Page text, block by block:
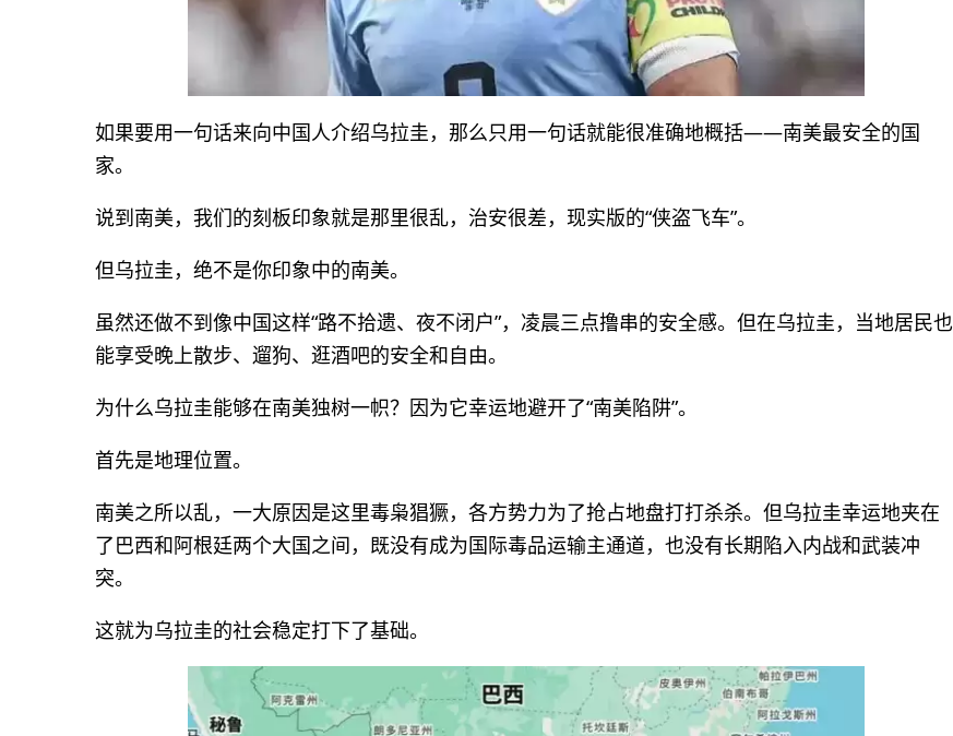
如果要用一句话来向中国人介绍乌拉圭，那么只用一句话就能很准确地概括——南美最安全的国
家。
说到南美，我们的刻板印象就是那里很乱，治安很差，现实版的“侠盗飞车”。
但乌拉圭，绝不是你印象中的南美。
虽然还做不到像中国这样“路不拾遗、夜不闭户”，凌晨三点撸串的安全感。但在乌拉圭，当地居民也
能享受晚上散步、遛狗、逛酒吧的安全和自由。
为什么乌拉圭能够在南美独树一帜？因为它幸运地避开了“南美陷阱”。
首先是地理位置。
南美之所以乱，一大原因是这里毒枭猖獗，各方势力为了抢占地盘打打杀杀。但乌拉圭幸运地夹在
了巴西和阿根廷两个大国之间，既没有成为国际毒品运输主通道，也没有长期陷入内战和武装冲
突。
这就为乌拉圭的社会稳定打下了基础。